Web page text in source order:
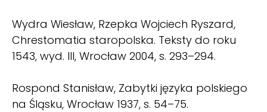
Wydra Wiesław, Rzepka Wojciech Ryszard,
Chrestomatia staropolska. Teksty do roku
1543, wyd. III, Wrocław 2004, s. 293–294.
Rospond Stanisław, Zabytki języka polskiego
na Śląsku, Wrocław 1937, s. 54–75.